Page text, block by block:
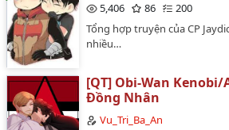
5,406
86
200
Tổng hợp truyện của CP
nhiều…
[QT] Obi-Wan
Đồng Nhân
Vu_Tri_Ba_An